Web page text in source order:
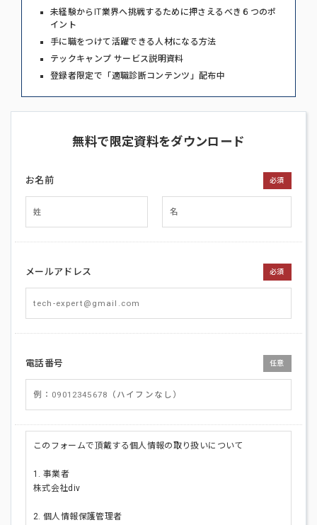
未経験からIT業界へ挑戦するために押さえるべき６つのポ
イント
手に職をつけて活躍できる人材になる方法
テックキャンプ サービス説明資料
登録者限定で「適職診断コンテンツ」配布中
無料で限定資料をダウンロード
お名前 必須
メールアドレス 必須
電話番号 任意
このフォームで頂戴する個人情報の取り扱いについて
1. 事業者
株式会社div
2. 個人情報保護管理者